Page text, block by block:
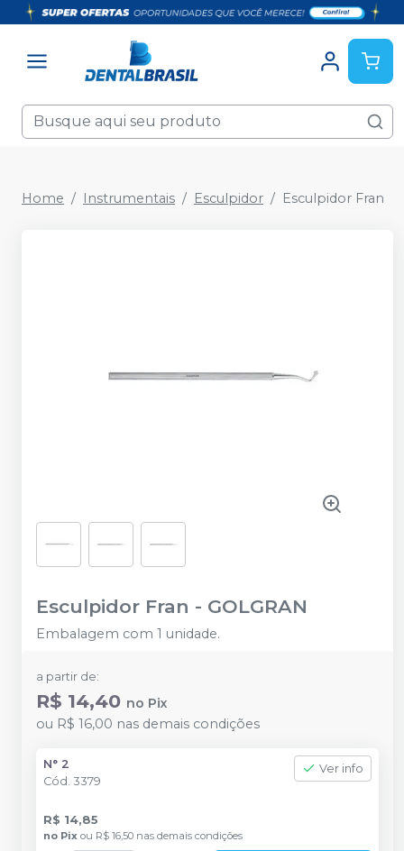
Home Instrumentais Esculpidor Esculpidor Fran
Esculpidor Fran - GOLGRAN
Embalagem com 1 unidade.
a partir de:
R$ 14,40 no Pix
ou R$ 16,00 nas demais condições
N° 2
Cód. 3379
Ver info
R$ 14,85
no Pix ou R$ 16,50 nas demais condições